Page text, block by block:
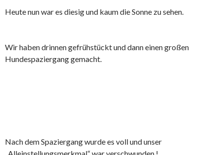
Heute nun war es diesig und kaum die Sonne zu sehen.
Wir haben drinnen gefrühstückt und dann einen großen
Hundespaziergang gemacht.
Nach dem Spaziergang wurde es voll und unser